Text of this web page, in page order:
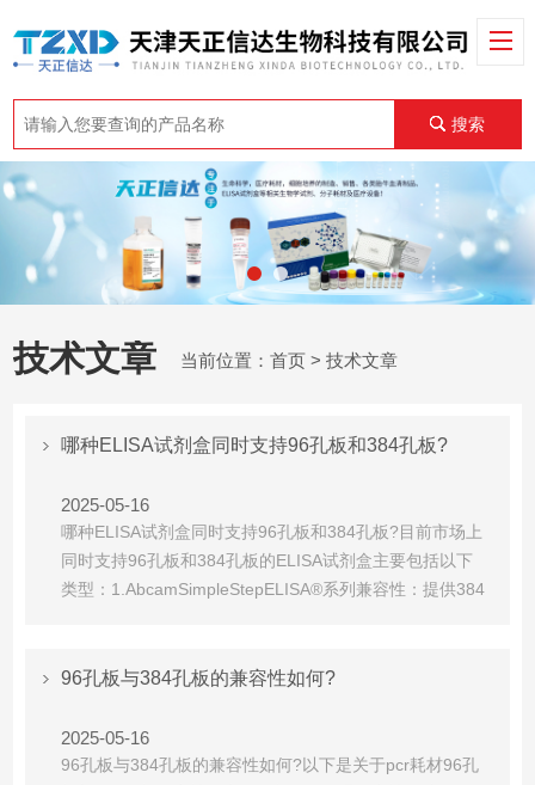
搜索
技术文章 当前位置：首页 > 技术文章
哪种ELISA试剂盒同时支持96孔板和384孔板?
2025-05-16
哪种ELISA试剂盒同时支持96孔板和384孔板?目前市场上
同时支持‌96孔板和384孔板‌的ELISA试剂盒主要包括以下
类型：1.AbcamSimpleStepELISA®系列‌兼容性‌：提供384
自动化移液工作站，缓冲液和材料通用。...
96孔板与384孔板的兼容性如何?
2025-05-16
96孔板与384孔板的兼容性如何?以下是关于‌pcr耗材96孔